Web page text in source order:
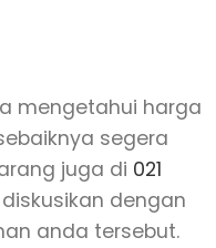
mengetahui harga
segera
juga di 021
dengan
anda tersebut.